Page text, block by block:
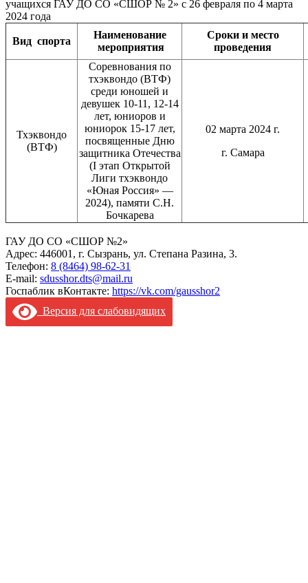
учащихся ГАУ ДО СО «СШОР № 2» с 26 февраля по 4 марта
2024 года
Вид спорта
Наименование
мероприятия
Сроки и место
проведения
Тхэквондо
(ВТФ)
Соревнования по
тхэквондо (ВТФ)
среди юношей и
девушек 10-11, 12-14
лет, юниоров и
юниорок 15-17 лет,
посвященные Дню
защитника Отечества
(I этап Открытой
Лиги тхэквондо
«Юная Россия» —
2024), памяти С.Н.
Бочкарева
02 марта 2024 г.
г. Самара
ГАУ ДО СО «СШОР №2»
Адрес: 446001, г. Сызрань, ул. Степана Разина, 3.
Телефон: 8 (8464) 98-62-31
E-mail: sdusshor.dts@mail.ru
Госпаблик вКонтакте: https://vk.com/gausshor2
Версия для слабовидящих